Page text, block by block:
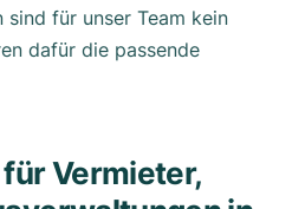
sind für unser Team kein
dafür die passende
Vermieter,